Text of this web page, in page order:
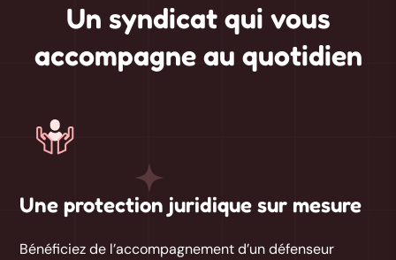
Un syndicat qui vous
accompagne au quotidien
Une protection juridique sur mesure
Bénéficiez de l’accompagnement d’undéfenseur